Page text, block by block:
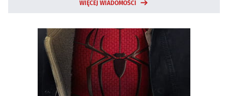
WIĘCEJ WIADOMOŚCI